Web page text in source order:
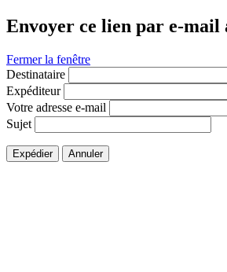
Envoyer ce lien par e-mail
Fermer la fenêtre
Destinataire
Expéditeur
Votre adresse e-mail
Sujet
Expédier Annuler